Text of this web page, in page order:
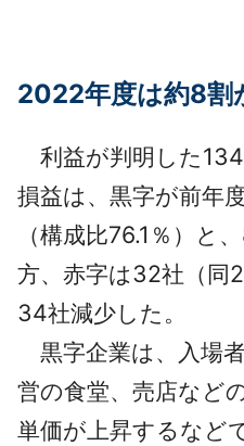
2022年度は約8割
利益が判明した
損益は、黒字が前年
（構成比76.1％）と
方、赤字は32社（同
34社減少した。
黒字企業は、入場
営の食堂、売店など
単価が上昇するなど